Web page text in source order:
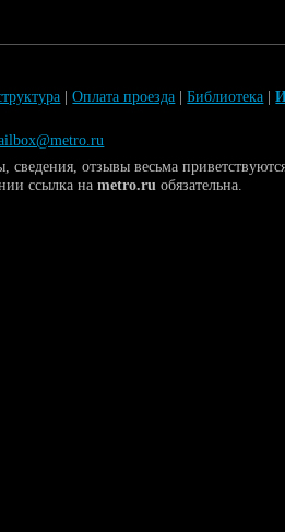
|Оплата проезда |Библиотека |
отзывы весьма
ссылка наmetro.ru обязательна.